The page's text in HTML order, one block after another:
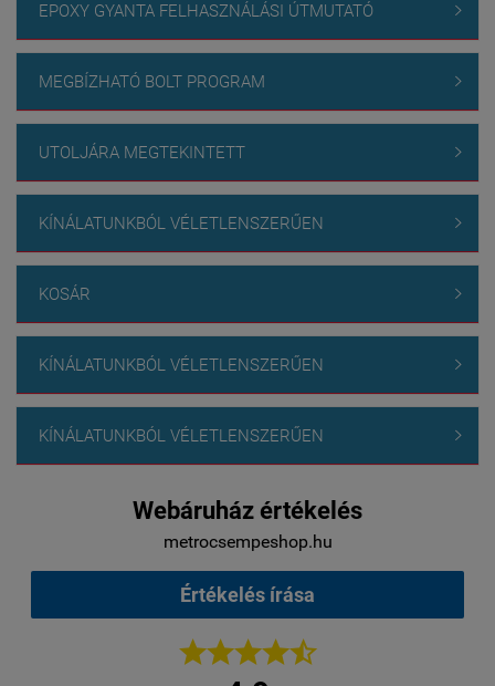
EPOXY GYANTA FELHASZNÁLÁSI ÚTMUTATÓ 
MEGBÍZHATÓ BOLT PROGRAM 
UTOLJÁRA MEGTEKINTETT 
KÍNÁLATUNKBÓL VÉLETLENSZERŰEN 
KOSÁR 
KÍNÁLATUNKBÓL VÉLETLENSZERŰEN 
KÍNÁLATUNKBÓL VÉLETLENSZERŰEN 
Webáruház értékelés
metrocsempeshop.hu
Értékelés írása
